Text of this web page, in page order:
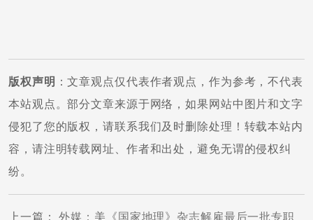
版权声明 ：文章观点仅代表作者观点，作为参考，不代表
本站观点。部分文章来源于网络，如果网站中图片和文字
侵犯了您的版权，请联系我们及时删除处理！转载本站内
容，请注明转载网址、作者和出处，避免无谓的侵权纠
纷。
上一篇 ：外媒：美《国家地理》杂志解雇最后一批专职